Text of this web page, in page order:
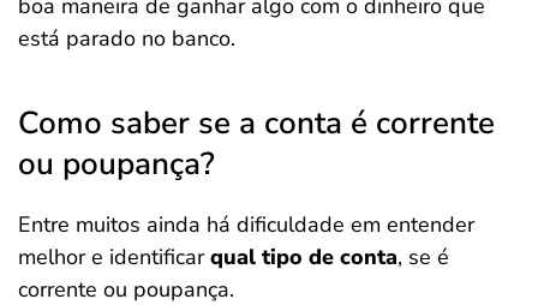
boa maneira de ganhar algo com o dinheiro que
está parado no banco.
Como saber se a conta é corrente
ou poupança?
Entre muitos ainda há dificuldade em entender
melhor e identificarqual tipo de conta, se é
corrente ou poupança.